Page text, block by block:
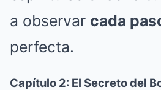
a observar cada
perfecta.
Capítulo 2: El Secreto del